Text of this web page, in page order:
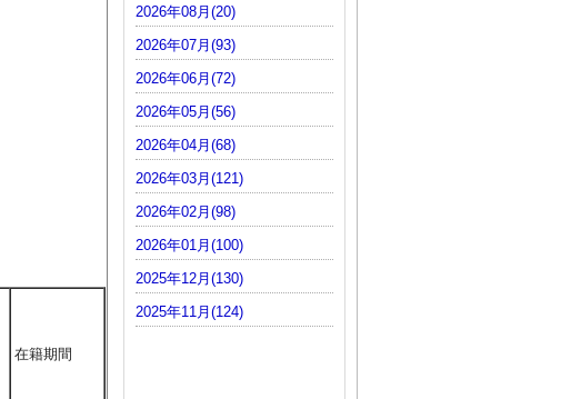
在籍期間
2026年08月(20)
2026年07月(93)
2026年06月(72)
2026年05月(56)
2026年04月(68)
2026年03月(121)
2026年02月(98)
2026年01月(100)
2025年12月(130)
2025年11月(124)